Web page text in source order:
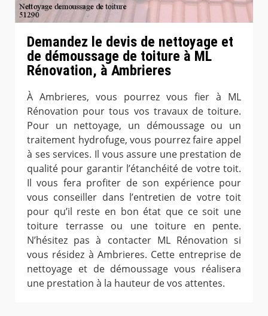
Demandez le devis de nettoyage et
de démoussage de toiture à ML
Rénovation, à Ambrieres
À Ambrieres, vous pourrez vous fier à ML
Rénovation pour tous vos travaux de toiture.
Pour un nettoyage, un démoussage ou un
traitement hydrofuge, vous pourrez faire appel
à ses services. Il vous assure une prestation de
qualité pour garantir l’étanchéité de votre toit.
Il vous fera profiter de son expérience pour
vous conseiller dans l’entretien de votre toit
pour qu’il reste en bon état que ce soit une
toiture terrasse ou une toiture en pente.
N’hésitez pas à contacter ML Rénovation si
vous résidez à Ambrieres. Cette entreprise de
nettoyage et de démoussage vous réalisera
une prestation à la hauteur de vos attentes.